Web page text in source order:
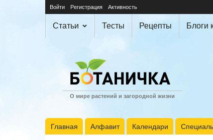
Войти Регистрация Активность
Статьи Тесты Рецепты Блоги
О мире растений и загородной жизни
Главная Алфавит Календари